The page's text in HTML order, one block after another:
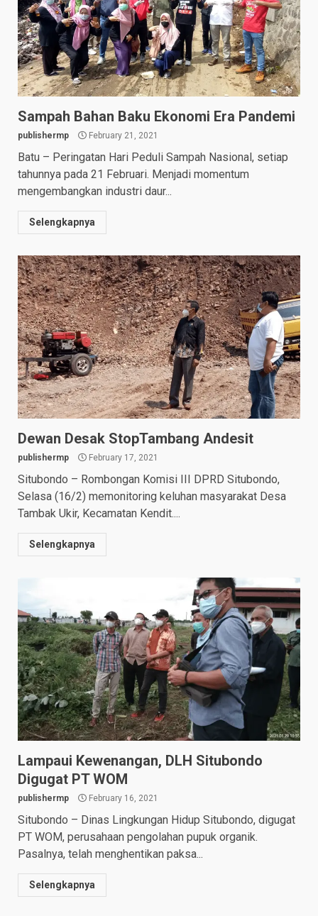
Sampah Bahan Baku Ekonomi Era Pandemi
publishermp February 21, 2021
Batu – Peringatan Hari Peduli Sampah Nasional, setiap
tahunnya pada 21 Februari. Menjadi momentum
mengembangkan industri daur...
Selengkapnya
Dewan Desak StopTambang Andesit
publishermp February 17, 2021
Situbondo – Rombongan Komisi III DPRD Situbondo,
Selasa (16/2) memonitoring keluhan masyarakat Desa
Tambak Ukir, Kecamatan Kendit....
Selengkapnya
Lampaui Kewenangan, DLH Situbondo
Digugat PT WOM
publishermp February 16, 2021
Situbondo – Dinas Lingkungan Hidup Situbondo, digugat
PT WOM, perusahaan pengolahan pupuk organik.
Pasalnya, telah menghentikan paksa...
Selengkapnya